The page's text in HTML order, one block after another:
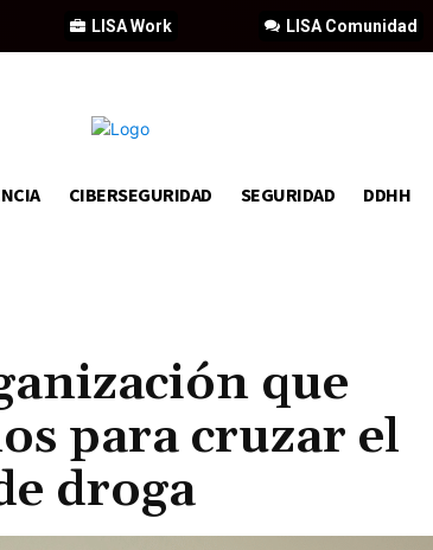
LISA Comunidad
LISA Work
CIBERSEGURIDAD SEGURIDAD DDHH
que
para cruzar el
droga